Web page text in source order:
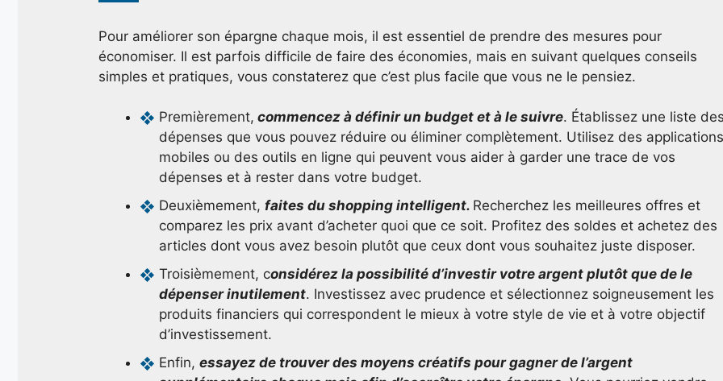
Pour améliorer son épargne chaque mois, il est essentiel de prendre des mesures pour
économiser. Il est parfois difficile de faire des économies, mais en suivant quelques conseils
simples et pratiques, vous constaterez que c’est plus facile que vous ne le pensiez.
Premièrement, commencez à définir un budget et à le suivre. Établissez une liste
dépenses que vous pouvez réduire ou éliminer complètement. Utilisez des applications
mobiles ou des outils en ligne qui peuvent vous aider à garder une trace de vos
dépenses et à rester dans votre budget.
Deuxièmement, faites du shopping intelligent. Recherchez les meilleures offres et
comparez les prix avant d’acheter quoi que ce soit. Profitez des soldes et achetez des
articles dont vous avez besoin plutôt que ceux dont vous souhaitez juste disposer.
Troisièmement, considérez la possibilité d’investir votre argent plutôt que de le
dépenser inutilement. Investissez avec prudence et sélectionnez soigneusement les
produits financiers qui correspondent le mieux à votre style de vie et à votre objectif
d’investissement.
Enfin, essayez de trouver des moyens créatifs pour gagner de l’argent